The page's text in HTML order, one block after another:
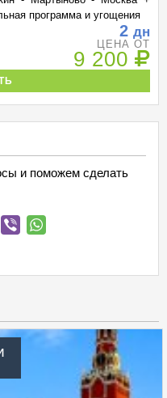
программа и угощения
2 дн
ЦЕНА ОТ
9 200
и поможем сделать